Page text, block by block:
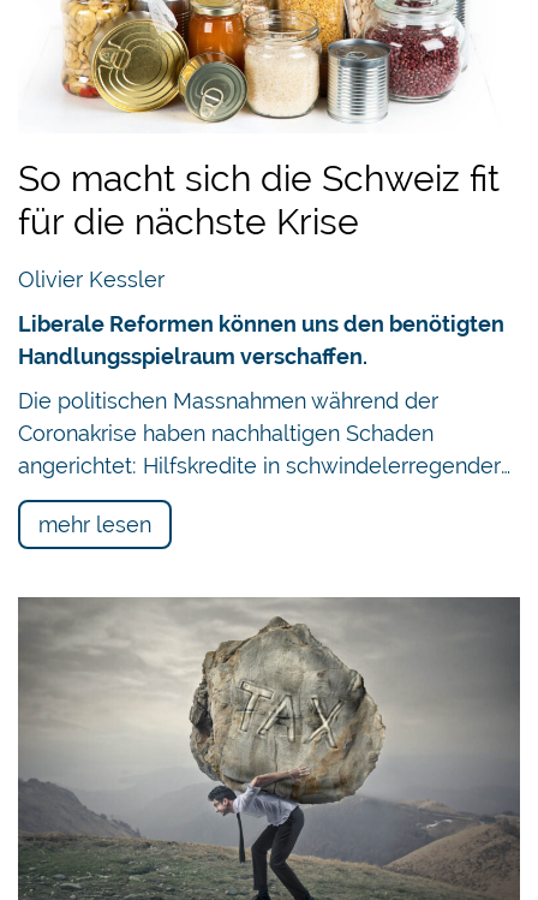
So macht sich die Schweiz fit
für die nächste Krise
Olivier Kessler
Liberale Reformen können uns den benötigten
Handlungsspielraum verschaffen.
Die politischen Massnahmen während der
Coronakrise haben nachhaltigen Schaden
angerichtet: Hilfskredite in schwindelerregender…
mehr lesen